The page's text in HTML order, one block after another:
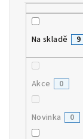
Na skladě 9
Akce 0
Novinka 0